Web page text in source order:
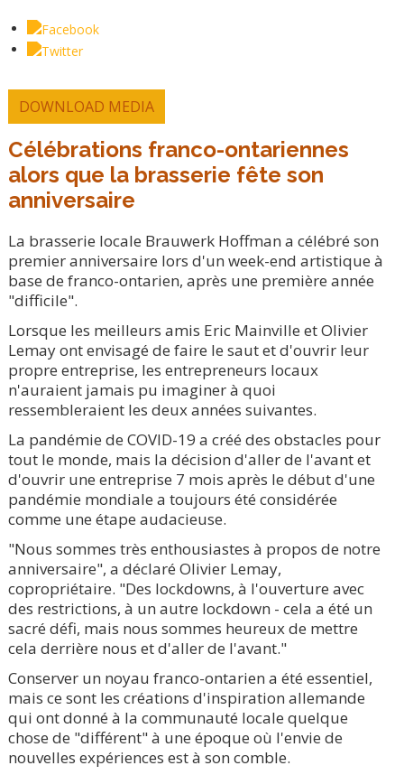
DOWNLOAD MEDIA
Célébrations franco-ontariennes
alors que la brasserie fête son
anniversaire
La brasserie locale Brauwerk Hoffman a célébré son
premier anniversaire lors d'un week-end artistique à
base de franco-ontarien, après une première année
"difficile".
Lorsque les meilleurs amis Eric Mainville et Olivier
Lemay ont envisagé de faire le saut et d'ouvrir leur
propre entreprise, les entrepreneurs locaux
n'auraient jamais pu imaginer à quoi
ressembleraient les deux années suivantes.
La pandémie de COVID-19 a créé des obstacles pour
tout le monde, mais la décision d'aller de l'avant et
d'ouvrir une entreprise 7 mois après le début d'une
pandémie mondiale a toujours été considérée
comme une étape audacieuse.
"Nous sommes très enthousiastes à propos de notre
anniversaire", a déclaré Olivier Lemay,
copropriétaire. "Des lockdowns, à l'ouverture avec
des restrictions, à un autre lockdown - cela a été un
sacré défi, mais nous sommes heureux de mettre
cela derrière nous et d'aller de l'avant."
Conserver un noyau franco-ontarien a été essentiel,
mais ce sont les créations d'inspiration allemande
qui ont donné à la communauté locale quelque
chose de "différent" à une époque où l'envie de
nouvelles expériences est à son comble.